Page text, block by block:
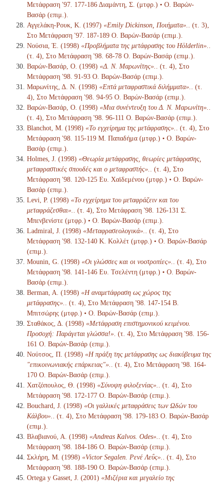
Μετάφραση '97. 177-186 Διαμάντη, Σ. (μτφρ.) • Ο. Βαρών-
Βασάρ (επιμ.).
Αγγελάκη-Ρουκ, Κ. (1997) «Emily Dickinson, Ποιήματα».
. (τ. 3),
Στο Μετάφραση '97. 187-189 Ο. Βαρών-Βασάρ (επιμ.).
Νούσια, Έ. (1998) «Προβλήματα της μετάφρασης του Hölderlin».
(τ. 4), Στο Μετάφραση '98. 68-78 Ο. Βαρών-Βασάρ (επιμ.).
Βαρών-Βασάρ, Ο. (1998) «Δ. Ν. Μαρωνίτης».
. (τ. 4), Στο
Μετάφραση '98. 91-93 Ο. Βαρών-Βασάρ (επιμ.).
Μαρωνίτης, Δ. Ν. (1998) «Επτά μεταφραστικά διλήμματα».
. (τ.
4), Στο Μετάφραση '98. 94-95 Ο. Βαρών-Βασάρ (επιμ.).
Βαρών-Βασάρ, Ο. (1998) «Μια συνέντευξη του Δ. Ν. Μαρωνίτη».
(τ. 4), Στο Μετάφραση '98. 96-111 Ο. Βαρών-Βασάρ (επιμ.).
Blanchot, M. (1998) «Το εγχείρημα της μετάφρασης».
. (τ. 4), Στο
Μετάφραση '98. 115-119 Μ. Παπαδήμα (μτφρ.) • Ο. Βαρών-
Βασάρ (επιμ.).
Holmes, J. (1998) «Θεωρία μετάφρασης, θεωρίες μετάφρασης,
μεταφραστικές σπουδές και ο μεταφραστής».
. (τ. 4), Στο
Μετάφραση '98. 120-125 Ευ. Χαϊδεμένου (μτφρ.) • Ο. Βαρών-
Βασάρ (επιμ.).
Levi, P. (1998) «Το εγχείρημα του μεταφράζειν και του
μεταφράζεσθαι».
. (τ. 4), Στο Μετάφραση '98. 126-131 Σ.
Μπενβενίστε (μτφρ.) • Ο. Βαρών-Βασάρ (επιμ.).
Ladmiral, J. (1998) «Μεταφρασεολογικά».
. (τ. 4), Στο
Μετάφραση '98. 132-140 Κ. Κολλέτ (μτφρ.) • Ο. Βαρών-Βασάρ
(επιμ.).
Mounin, G. (1998) «Οι γλώσσες και οι νοοτροπίες».
. (τ. 4), Στο
Μετάφραση '98. 141-146 Ευ. Τσελέντη (μτφρ.) • Ο. Βαρών-
Βασάρ (επιμ.).
Berman, A. (1998) «Η αναμετάφραση ως χώρος της
μετάφρασης».
. (τ. 4), Στο Μετάφραση '98. 147-154 Β.
Μπιτσώρης (μτφρ.) • Ο. Βαρών-Βασάρ (επιμ.).
Σταθάκος, Δ. (1998) «Μετάφραση επιστημονικού κειμένου.
Προσοχή: Παράγεται γλώσσα!» . (τ. 4), Στο Μετάφραση '98. 156-
161 Ο. Βαρών-Βασάρ (επιμ.).
Νούτσος, Π. (1998) «Η πράξη της μετάφρασης ως διακύβευμα της
"επικοινωνιακής επάρκειας"».
. (τ. 4), Στο Μετάφραση '98. 164-
170 Ο. Βαρών-Βασάρ (επιμ.).
Χατζόπουλος, Θ. (1998) «Σύνοψη φιλοξενίας».
. (τ. 4), Στο
Μετάφραση '98. 172-177 Ο. Βαρών-Βασάρ (επιμ.).
Bouchard, J. (1998) «Οι γαλλικές μεταφράσεις των Ωδών του
Κάλβου».
. (τ. 4), Στο Μετάφραση '98. 179-183 Ο. Βαρών-Βασάρ
(επιμ.).
Βλαβιανού, Α. (1998) «Andreas Kalvos. Odes».
. (τ. 4), Στο
Μετάφραση '98. 184-186 Ο. Βαρών-Βασάρ (επιμ.).
Σκλήρη, Μ. (1998) «Victor Segalen. Ρενέ Λεΰς».
. (τ. 4), Στο
Μετάφραση '98. 188-190 Ο. Βαρών-Βασάρ (επιμ.).
Ortega y Gasset, J. (2001) «Μιζέρια και μεγαλείο της